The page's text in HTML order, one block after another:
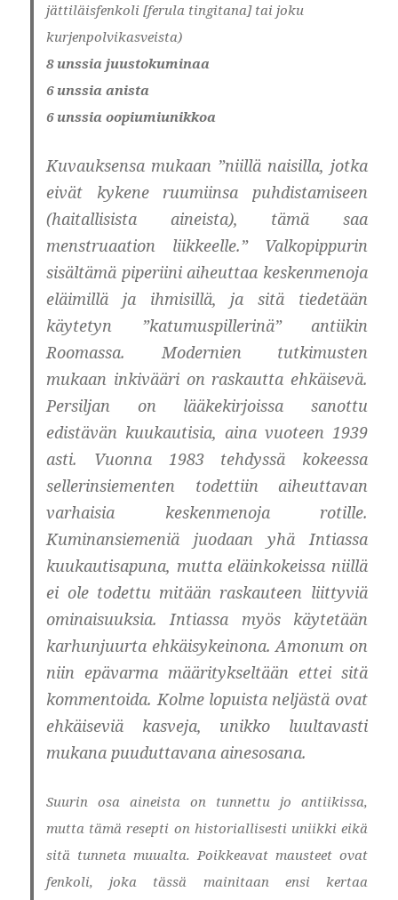
jättiläisfenkoli [ferula tingitana] tai joku
kurjenpolvikasveista)
8 unssia juustokuminaa
6 unssia anista
6 unssia oopiumiunikkoa
Kuvauksensa mukaan ”niillä naisilla, jotka
eivät kykene ruumiinsa puhdistamiseen
(haitallisista aineista), tämä saa
menstruaation liikkeelle.” Valkopippurin
sisältämä piperiini aiheuttaa keskenmenoja
eläimillä ja ihmisillä, ja sitä tiedetään
käytetyn ”katumuspillerinä” antiikin
Roomassa. Modernien tutkimusten
mukaan inkivääri on raskautta ehkäisevä.
Persiljan on lääkekirjoissa sanottu
edistävän kuukautisia, aina vuoteen 1939
asti. Vuonna 1983 tehdyssä kokeessa
sellerinsiementen todettiin aiheuttavan
varhaisia keskenmenoja rotille.
Kuminansiemeniä juodaan yhä Intiassa
kuukautisapuna, mutta eläinkokeissa niillä
ei ole todettu mitään raskauteen liittyviä
ominaisuuksia. Intiassa myös käytetään
karhunjuurta ehkäisykeinona. Amonum on
niin epävarma määritykseltään ettei sitä
kommentoida. Kolme lopuista neljästä ovat
ehkäiseviä kasveja, unikko luultavasti
mukana puuduttavana ainesosana.
Suurin osa aineista on tunnettu jo antiikissa,
mutta tämä resepti on historiallisesti uniikki eikä
sitä tunneta muualta. Poikkeavat mausteet ovat
fenkoli, joka tässä mainitaan ensi kertaa